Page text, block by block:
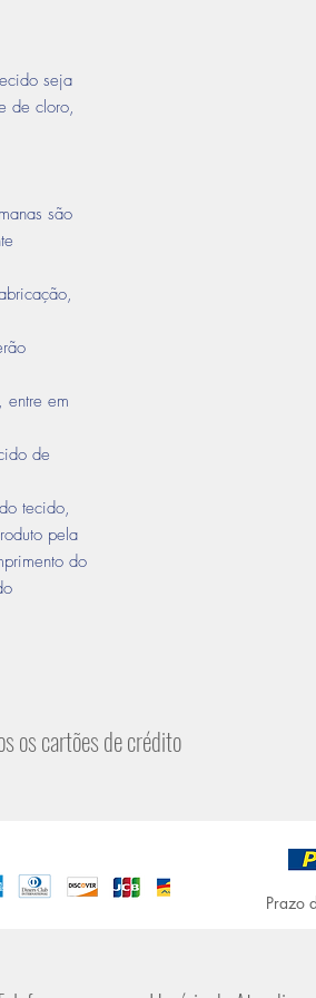
seja
de cloro,
são
entre em
de
tecido,
pela
do
os cartões de crédito
Prazo